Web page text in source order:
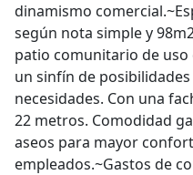
dinamismo
según nota simple y
patio comunitario de uso
un sinfín de
necesidades. Con una
22 metros. Comodidad
aseos para mayor
empleados.~Gastos de